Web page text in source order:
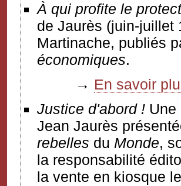
À qui profite le
de Jaurès (juin-juillet
Martinache, publiés
économiques.
→ En savoir
Justice d'abord !
Jean Jaurès
rebelles du Monde,
la responsabilité
la vente en kiosque